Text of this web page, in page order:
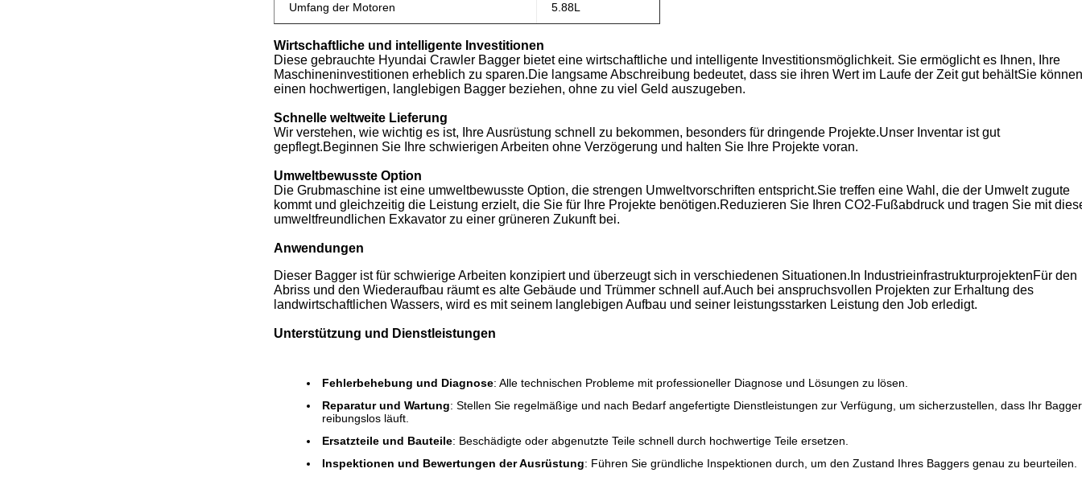
Umfang der Motoren 5.88L
Wirtschaftliche und intelligente Investitionen
Diese gebrauchte Hyundai Crawler Bagger bietet eine wirtschaftliche und intelligente Investitionsmöglichkeit. Sie ermöglicht es Ihnen, Ihre
Maschineninvestitionen erheblich zu sparen.Die langsame Abschreibung bedeutet, dass sie ihren Wert im Laufe der Zeit gut behältSie können
einen hochwertigen, langlebigen Bagger beziehen, ohne zu viel Geld auszugeben.
Schnelle weltweite Lieferung
Wir verstehen, wie wichtig es ist, Ihre Ausrüstung schnell zu bekommen, besonders für dringende Projekte.Unser Inventar ist gut
gepflegt.Beginnen Sie Ihre schwierigen Arbeiten ohne Verzögerung und halten Sie Ihre Projekte voran.
Umweltbewusste Option
Die Grubmaschine ist eine umweltbewusste Option, die strengen Umweltvorschriften entspricht.Sie treffen eine Wahl, die der Umwelt zugute
kommt und gleichzeitig die Leistung erzielt, die Sie für Ihre Projekte benötigen.Reduzieren Sie Ihren CO2-Fußabdruck und tragen Sie mit
umweltfreundlichen Exkavator zu einer grüneren Zukunft bei.
Anwendungen
Dieser Bagger ist für schwierige Arbeiten konzipiert und überzeugt sich in verschiedenen Situationen.In IndustrieinfrastrukturprojektenFür den
Abriss und den Wiederaufbau räumt es alte Gebäude und Trümmer schnell auf.Auch bei anspruchsvollen Projekten zur Erhaltung des
landwirtschaftlichen Wassers, wird es mit seinem langlebigen Aufbau und seiner leistungsstarken Leistung den Job erledigt.
Unterstützung und Dienstleistungen
Fehlerbehebung und Diagnose: Alle technischen Probleme mit professioneller Diagnose und Lösungen zu lösen.
Reparatur und Wartung: Stellen Sie regelmäßige und nach Bedarf angefertigte Dienstleistungen zur Verfügung, um sicherzustellen, dass Ihr Bagger
reibungslos läuft.
Ersatzteile und Bauteile: Beschädigte oder abgenutzte Teile schnell durch hochwertige Teile ersetzen.
Inspektionen und Bewertungen der Ausrüstung: Führen Sie gründliche Inspektionen durch, um den Zustand Ihres Baggers genau zu beurteilen.